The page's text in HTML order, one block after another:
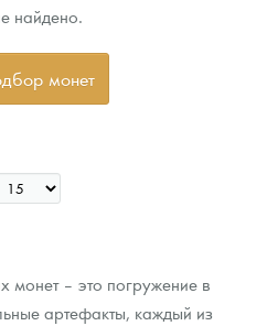
найдено.
монет
монет – это погружение в
артефакты, каждый из